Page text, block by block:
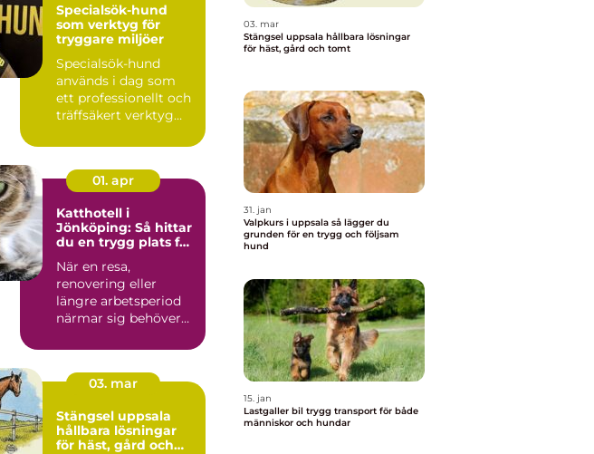
Specialsök-hund
som verktyg för
tryggare miljöer
Specialsök-hund
används i dag som
ett professionellt och
träffsäkert verktyg
01. apr
Katthotell i
Jönköping: Så hittar
du en trygg plats för
När en resa,
renovering eller
längre arbetsperiod
närmar sig behöver
03. mar
Stängsel uppsala
hållbara lösningar
för häst, gård och
03. mar
Stängsel uppsala hållbara lösningar
för häst, gård och tomt
31. jan
Valpkurs i uppsala så lägger du
grunden för en trygg och följsam
hund
15. jan
Lastgaller bil trygg transport för både
människor och hundar